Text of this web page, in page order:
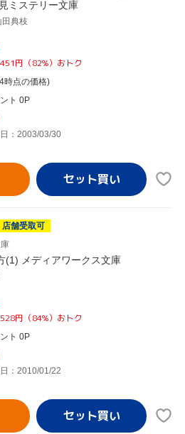
ミステリー文庫
典枝
円（82%）おトク
時点の価格)
ト 0P
：2003/03/30
店舗受取可
(1) メディアワークス文庫
円（84%）おトク
ト 0P
：2010/01/22